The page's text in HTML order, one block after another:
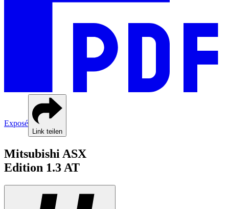
Exposé
Link teilen
Mitsubishi ASX
Edition 1.3 AT